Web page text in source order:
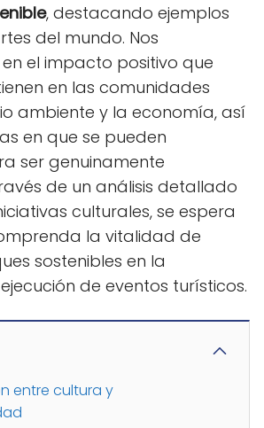
, destacando ejemplos
del mundo. Nos
el impacto positivo que
en las comunidades
ambiente y la economía, así
en que se pueden
ser genuinamente
de un análisis detallado
culturales, se espera
la vitalidad de
sostenibles en la
de eventos turísticos.
entre cultura y